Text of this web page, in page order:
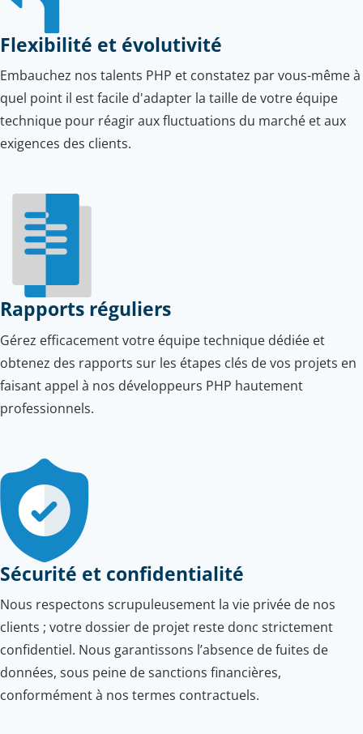
Flexibilité et évolutivité
Embauchez nos talents PHP et constatez par vous-même à
quel point il est facile d'adapter la taille de votre équipe
technique pour réagir aux fluctuations du marché et aux
exigences des clients.
Rapports réguliers
Gérez efficacement votre équipe technique dédiée et
obtenez des rapports sur les étapes clés de vos projets en
faisant appel à nos développeurs PHP hautement
professionnels.
Sécurité et confidentialité
Nous respectons scrupuleusement la vie privée de nos
clients ; votre dossier de projet reste donc strictement
confidentiel. Nous garantissons l’absence de fuites de
données, sous peine de sanctions financières,
conformément à nos termes contractuels.